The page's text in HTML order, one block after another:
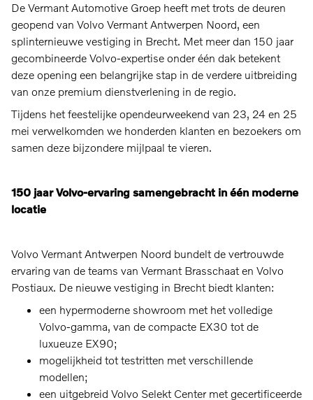
De Vermant Automotive Groep heeft met trots de deuren
geopend van Volvo Vermant Antwerpen Noord, een
splinternieuwe vestiging in Brecht. Met meer dan 150 jaar
gecombineerde Volvo‑expertise onder één dak betekent
deze opening een belangrijke stap in de verdere uitbreiding
van onze premium dienstverlening in de regio.
Tijdens het feestelijke opendeurweekend van 23, 24 en 25
mei verwelkomden we honderden klanten en bezoekers om
samen deze bijzondere mijlpaal te vieren.
150 jaar Volvo‑ervaring samengebracht in één moderne
locatie
Volvo Vermant Antwerpen Noord bundelt de vertrouwde
ervaring van de teams van Vermant Brasschaat en Volvo
Postiaux. De nieuwe vestiging in Brecht biedt klanten:
een hypermoderne showroom met het volledige
Volvo‑gamma, van de compacte EX30 tot de
luxueuze EX90;
mogelijkheid tot testritten met verschillende
modellen;
een uitgebreid Volvo Selekt Center met gecertificeerde